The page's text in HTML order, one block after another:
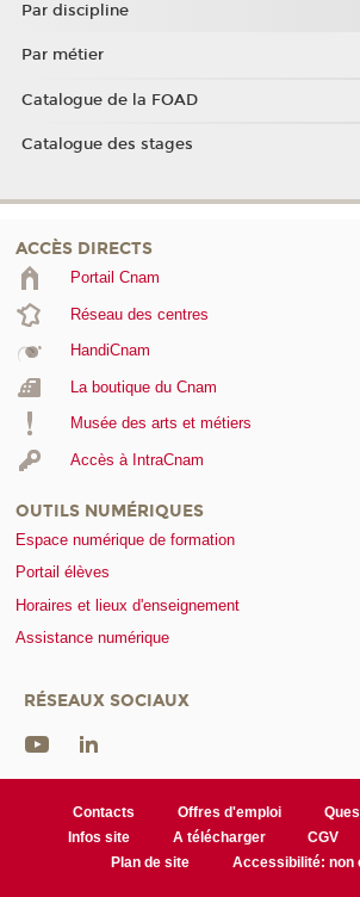
Par discipline
Par métier
Catalogue de la FOAD
Catalogue des stages
ACCÈS DIRECTS
Portail Cnam
Réseau des centres
HandiCnam
La boutique du Cnam
Musée des arts et métiers
Accès à IntraCnam
OUTILS NUMÉRIQUES
Espace numérique de formation
Portail élèves
Horaires et lieux d'enseignement
Assistance numérique
RÉSEAUX SOCIAUX
Contacts Offres d'emploi
Infos site
A télécharger CGV
Plan de site
Accessibilité: non